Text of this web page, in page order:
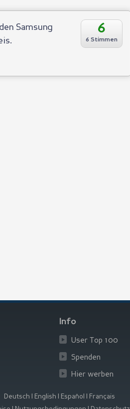
6
6 Stimmen
Samsung
Info
User Top 100
Spenden
Hier werben
Deutsch English Español
Français